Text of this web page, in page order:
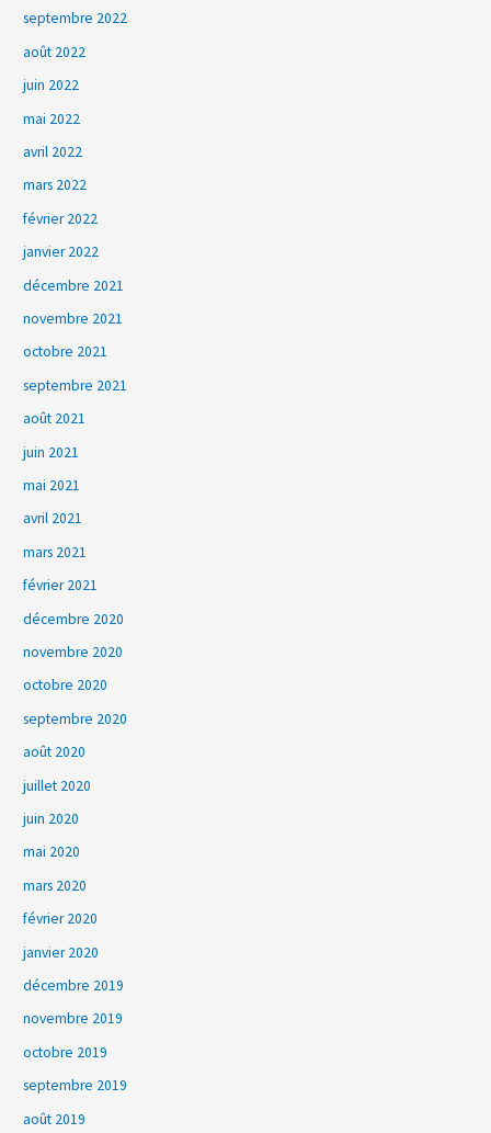
septembre 2022
août 2022
juin 2022
mai 2022
avril 2022
mars 2022
février 2022
janvier 2022
décembre 2021
novembre 2021
octobre 2021
septembre 2021
août 2021
juin 2021
mai 2021
avril 2021
mars 2021
février 2021
décembre 2020
novembre 2020
octobre 2020
septembre 2020
août 2020
juillet 2020
juin 2020
mai 2020
mars 2020
février 2020
janvier 2020
décembre 2019
novembre 2019
octobre 2019
septembre 2019
août 2019